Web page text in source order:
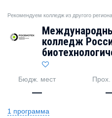
Рекомендуем колледж из другого региона
колледж
Бюдж. мест
—
1 программа